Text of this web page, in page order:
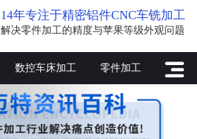
14年专注于精密铝件CNC车铣加工
解决零件加工的精度与苹果等级外观问题
数控车床加工 零件加工